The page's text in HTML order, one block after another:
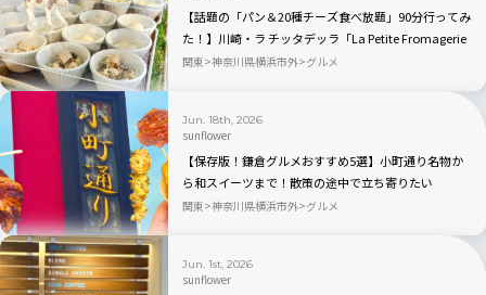
【話題の「パン＆20種チーズ食べ放題」90分行ってみ
た！】川崎・ラ チッタデッラ「La Petite Fromagerie
〜小さなチーズの店〜」
関東 神奈川県横浜市外 グルメ
Jun. 18th, 2026
sunflower
【保存版！鎌倉グルメおすすめ5選】小町通り名物か
ら和スイーツまで！散策の途中で立ち寄りたい
関東 神奈川県横浜市外 グルメ
Jun. 1st, 2026
sunflower